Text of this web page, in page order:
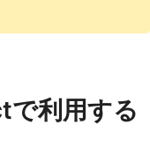
で利用する